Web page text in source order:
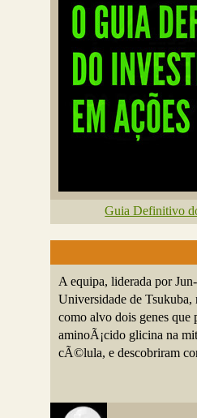
Guia Definitivo
A equipa, liderada por
Universidade de Tsukuba,
como alvo dois genes que
aminoÃ¡cido glicina na
cÃ©lula, e descobriram